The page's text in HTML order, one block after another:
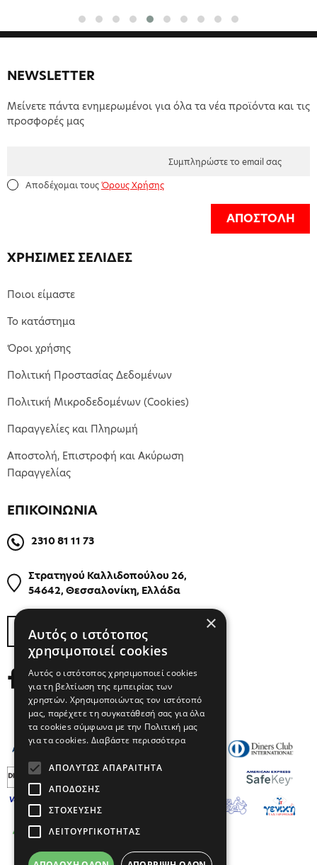
ΕΠΙΚΟΙΝΩΝΙΑ
2310 81 11 73
Στρατηγού Καλλιδοπούλου 26,
54642, Θεσσαλονίκη, Ελλάδα
ΒΡΕΙΤΕ ΜΑΣ ΣΤΟΝ ΧΑΡΤΗ
ΧΡΗΣΙΜΕΣ ΣΕΛΙΔΕΣ
Ποιοι είμαστε
Το κατάστημα
Όροι χρήσης
Πολιτική Προστασίας Δεδομένων
Πολιτική Μικροδεδομένων (Cookies)
Παραγγελίες και Πληρωμή
Αποστολή, Επιστροφή και Ακύρωση
Παραγγελίας
NEWSLETTER
Μείνετε πάντα ενημερωμένοι για όλα τα νέα προϊόντα και τις
προσφορές μας
Αποδέχομαι τουςΌρους Χρήσης
ΑΠΟΣΤΟΛΗ
×
Αυτός ο ιστότοπος
χρησιμοποιεί cookies
Αυτός ο ιστότοπος χρησιμοποιεί cookies
για τη βελτίωση της εμπειρίας των
χρηστών. Χρησιμοποιώντας τον ιστότοπό
μας, παρέχετε τη συγκατάθεσή σας για όλα
τα cookies σύμφωνα με την Πολιτική μας
για τα cookies. Διαβάστε περισσότερα
ΑΠΟΛΎΤΩΣ ΑΠΑΡΑΊΤΗΤΑ
ΑΠΌΔΟΣΗΣ
ΣΤΌΧΕΥΣΗΣ
ΛΕΙΤΟΥΡΓΙΚΌΤΗΤΑΣ